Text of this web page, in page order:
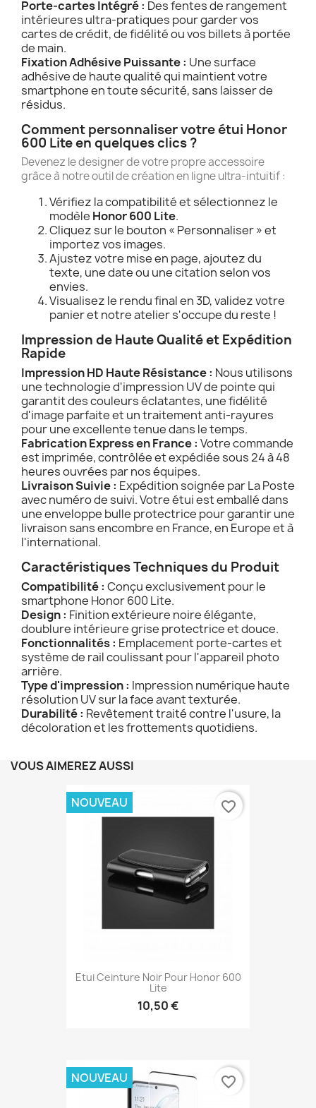
Porte-cartes Intégré : Des fentes de rangement
intérieures ultra-pratiques pour garder vos
cartes de crédit, de fidélité ou vos billets à portée
de main.
Fixation Adhésive Puissante : Une surface
adhésive de haute qualité qui maintient votre
smartphone en toute sécurité, sans laisser de
résidus.
Comment personnaliser votre étui Honor
600 Lite en quelques clics ?
Devenez le designer de votre propre accessoire
grâce à notre outil de création en ligne ultra-intuitif :
Vérifiez la compatibilité et sélectionnez le
modèle Honor 600 Lite.
Cliquez sur le bouton « Personnaliser » et
importez vos images.
Ajustez votre mise en page, ajoutez du
texte, une date ou une citation selon vos
envies.
Visualisez le rendu final en 3D, validez votre
panier et notre atelier s'occupe du reste !
Impression de Haute Qualité et Expédition
Rapide
Impression HD Haute Résistance : Nous utilisons
une technologie d'impression UV de pointe qui
garantit des couleurs éclatantes, une fidélité
d'image parfaite et un traitement anti-rayures
pour une excellente tenue dans le temps.
Fabrication Express en France : Votre commande
est imprimée, contrôlée et expédiée sous 24 à 48
heures ouvrées par nos équipes.
Livraison Suivie : Expédition soignée par La Poste
avec numéro de suivi. Votre étui est emballé dans
une enveloppe bulle protectrice pour garantir une
livraison sans encombre en France, en Europe et à
l'international.
Caractéristiques Techniques du Produit
Compatibilité : Conçu exclusivement pour le
smartphone Honor 600 Lite.
Design : Finition extérieure noire élégante,
doublure intérieure grise protectrice et douce.
Fonctionnalités : Emplacement porte-cartes et
système de rail coulissant pour l'appareil photo
arrière.
Type d'impression : Impression numérique haute
résolution UV sur la face avant texturée.
Durabilité : Revêtement traité contre l'usure, la
décoloration et les frottements quotidiens.
VOUS AIMEREZ AUSSI
Etui Ceinture Noir Pour Honor 600
Lite
10,50 €
NOUVEAU favorite_border
NOUVEAU favorite_border